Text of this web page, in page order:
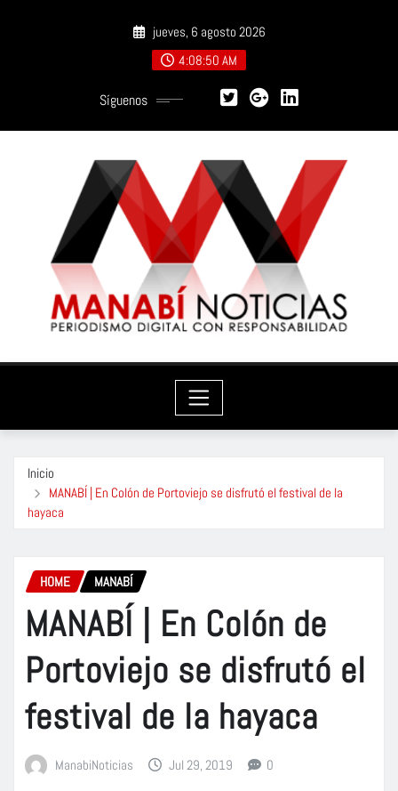
jueves, 6 agosto 2026
4:08:51 AM
Síguenos
Inicio
MANABÍ | En Colón de Portoviejo se disfrutó el festival de la
hayaca
HOME MANABÍ
MANABÍ | En Colón de
Portoviejo se disfrutó el
festival de la hayaca
ManabiNoticias Jul 29, 2019 0